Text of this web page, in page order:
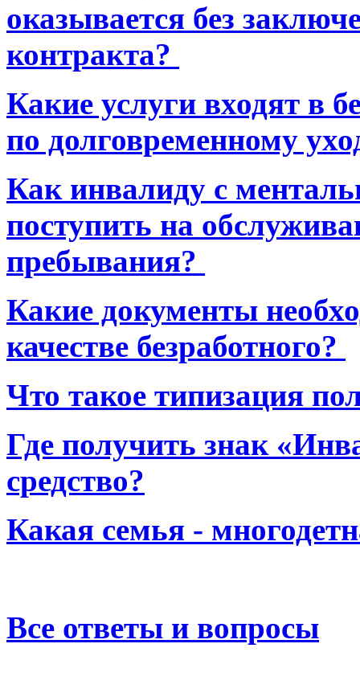
оказывается без
контракта?
Какие услуги входят в
по долговременному
Как инвалиду с
поступить на
пребывания?
Какие документы
качестве безработного?
Что такое типизация
Где получить знак
средство?
Какая семья -
Все ответы и вопросы